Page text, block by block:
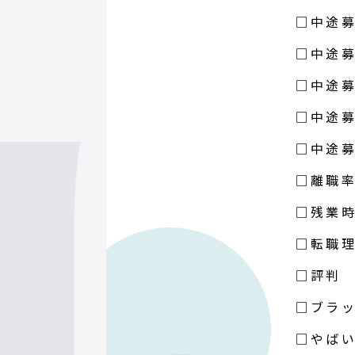
□中途
□中途
□中途
□中途
□中途
□離職
□残業
□転職
□評判
□ブラ
□やば